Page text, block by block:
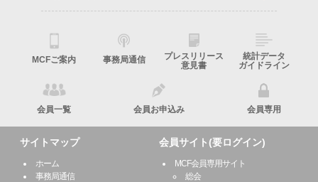
MCFご案内 事務局通信
プレスリリース
意見書
統計データ
ガイドライン
会員一覧 会員お申込み 会員専用
サイトマップ
ホーム
事務局通信
会員サイト(要ログイン)
MCF会員専用サイト
総会